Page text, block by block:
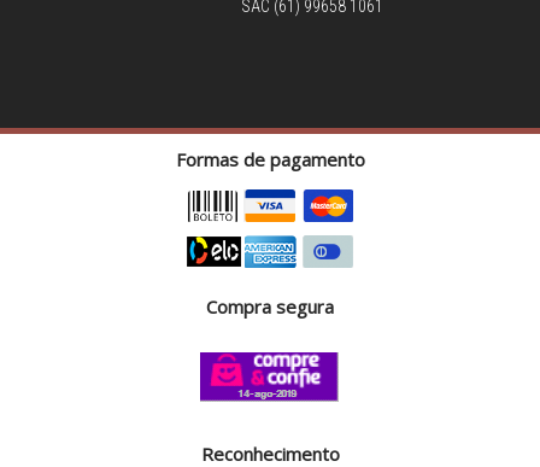
SAC (61) 99658 1061
Formas de pagamento
Compra segura
Reconhecimento